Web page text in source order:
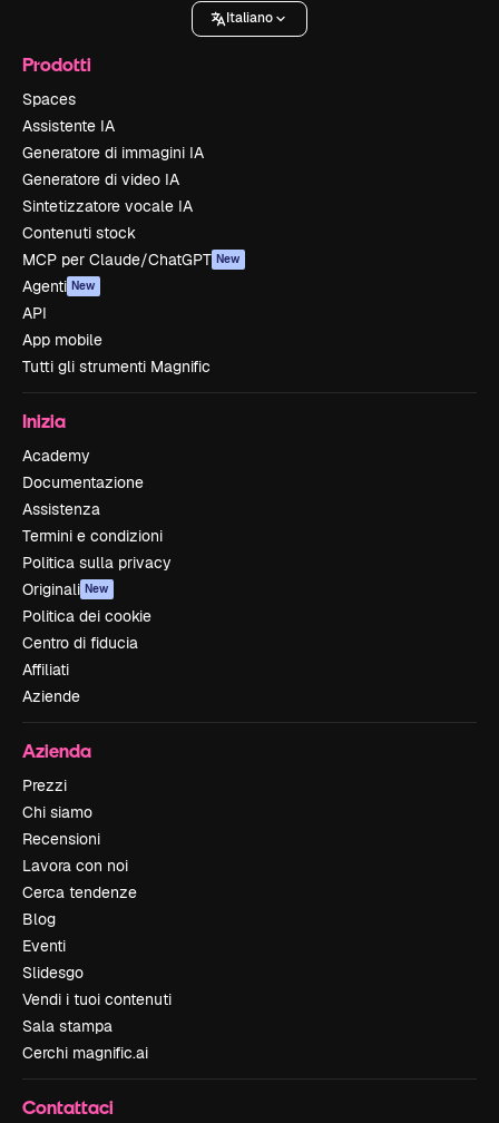
Italiano
Prodotti
Spaces
Assistente IA
Generatore di immagini IA
Generatore di video IA
Sintetizzatore vocale IA
Contenuti stock
MCP per Claude/ChatGPT New
Agenti New
API
App mobile
Tutti gli strumenti Magnific
Inizia
Academy
Documentazione
Assistenza
Termini e condizioni
Politica sulla privacy
Originali New
Politica dei cookie
Centro di fiducia
Affiliati
Aziende
Azienda
Prezzi
Chi siamo
Recensioni
Lavora con noi
Cerca tendenze
Blog
Eventi
Slidesgo
Vendi i tuoi contenuti
Sala stampa
Cerchi magnific.ai
Contattaci